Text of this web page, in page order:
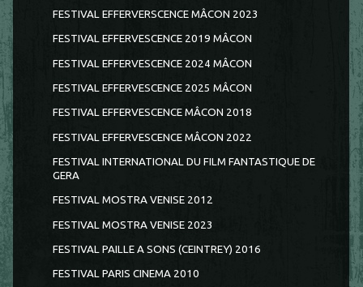
FESTIVAL EFFERVERSCENCE MÂCON 2023
FESTIVAL EFFERVESCENCE 2019 MÂCON
FESTIVAL EFFERVESCENCE 2024 MÂCON
FESTIVAL EFFERVESCENCE 2025 MÂCON
FESTIVAL EFFERVESCENCE MÂCON 2018
FESTIVAL EFFERVESCENCE MÂCON 2022
FESTIVAL INTERNATIONAL DU FILM FANTASTIQUE DE
GERA
FESTIVAL MOSTRA VENISE 2012
FESTIVAL MOSTRA VENISE 2023
FESTIVAL PAILLE A SONS (CEINTREY) 2016
FESTIVAL PARIS CINEMA 2010